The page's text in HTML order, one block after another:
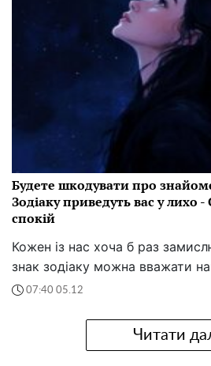
Будете шкодувати про
Зодіаку приведуть вас у лихо -
спокій
Кожен із нас хоча б раз
знак зодіаку можна вважати
07:40 05.12
Читати